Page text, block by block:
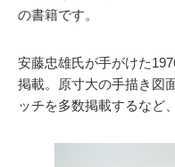
の書籍です。
安藤忠雄氏が⼿がけた
掲載。原⼨⼤の⼿描き図
ッチを多数掲載するなど